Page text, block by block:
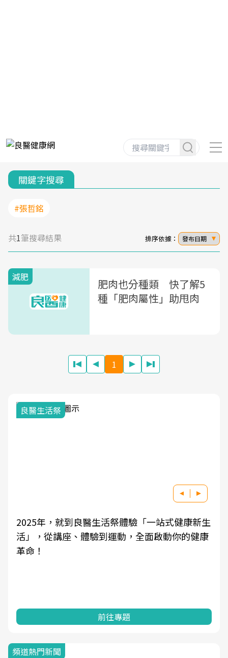
關鍵字搜尋
#張哲銘
共1筆搜尋結果 排序依據： 發布日期
減肥
肥肉也分種類 快了解5
種「肥肉屬性」助甩肉
1
良醫生活祭
2025年，就到良醫生活祭體驗「一站式健康新生
活」，從講座、體驗到運動，全面啟動你的健康
革命！
前往專題
頻道熱門新聞